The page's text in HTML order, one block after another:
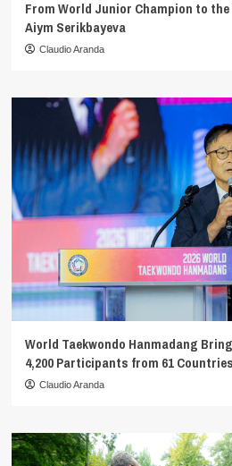
From World Junior Champion to the
Aiym Serikbayeva
Claudio Aranda
World Taekwondo Hanmadang
4,200 Participants from 61 Countries
Claudio Aranda